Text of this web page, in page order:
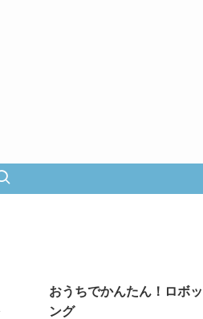
おうちでかんたん！ロボ
ング